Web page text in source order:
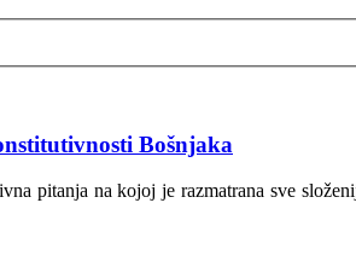
Bošnjaka
pitanja na kojoj je razmatrana sve